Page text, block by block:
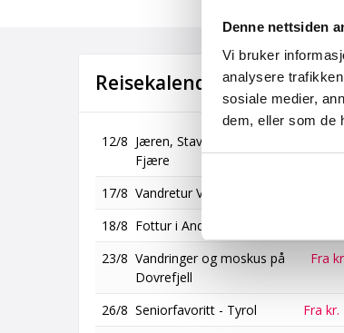
Denne nettsiden
Vi bruker
analysere
sosiale medier,
dem, eller som de
Reisekalender
12/8 Jæren, Stavanger og Flor &
Fjære
17/8 Vandretur Valdres
18/8 Fottur i Andorra
23/8 Vandringer og moskus på
Dovrefjell
Fra
26/8 Seniorfavoritt - Tyrol
Fra kr.